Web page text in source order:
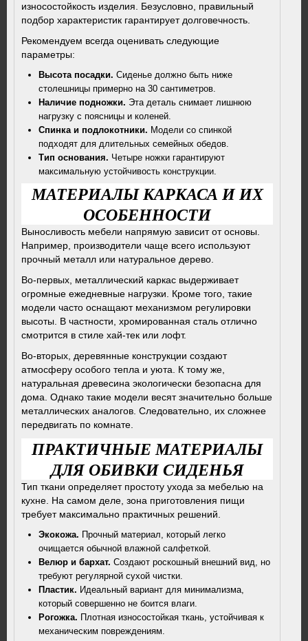
износостойкость изделия. Безусловно, правильный
подбор характеристик гарантирует долговечность.
Рекомендуем всегда оценивать следующие
параметры:
Высота посадки. Сиденье должно быть ниже
столешницы примерно на 30 сантиметров.
Наличие подножки. Эта деталь снимает лишнюю
нагрузку с поясницы и коленей.
Спинка и подлокотники. Модели со спинкой
подходят для длительных семейных обедов.
Тип основания. Четыре ножки гарантируют
максимальную устойчивость конструкции.
МАТЕРИАЛЫ КАРКАСА И ИХ
ОСОБЕННОСТИ
Выносливость мебели напрямую зависит от основы.
Например, производители чаще всего используют
прочный металл или натуральное дерево.
Во-первых, металлический каркас выдерживает
огромные ежедневные нагрузки. Кроме того, такие
модели часто оснащают механизмом регулировки
высоты. В частности, хромированная сталь отлично
смотрится в стиле хай-тек или лофт.
Во-вторых, деревянные конструкции создают
атмосферу особого тепла и уюта. К тому же,
натуральная древесина экологически безопасна для
дома. Однако такие модели весят значительно больше
металлических аналогов. Следовательно, их сложнее
передвигать по комнате.
ПРАКТИЧНЫЕ МАТЕРИАЛЫ
ДЛЯ ОБИВКИ СИДЕНЬЯ
Тип ткани определяет простоту ухода за мебелью на
кухне. На самом деле, зона приготовления пищи
требует максимально практичных решений.
Экокожа. Прочный материал, который легко
очищается обычной влажной салфеткой.
Велюр и бархат. Создают роскошный внешний вид, но
требуют регулярной сухой чистки.
Пластик. Идеальный вариант для минимализма,
который совершенно не боится влаги.
Рогожка. Плотная износостойкая ткань, устойчивая к
механическим повреждениям.